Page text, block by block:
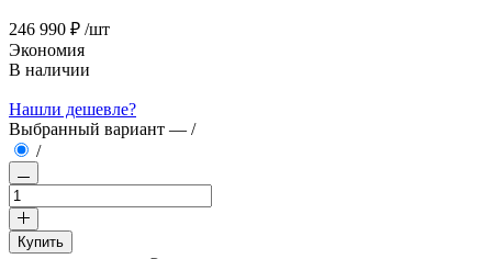
246 990 ₽ /шт
Экономия
В наличии
Нашли дешевле?
Выбранный вариант — /
/
Купить